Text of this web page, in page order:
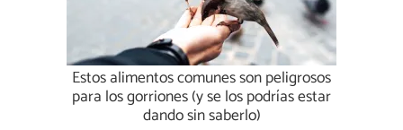
Estos alimentos comunes son peligrosos
para los gorriones (y se los podrías estar
dando sin saberlo)